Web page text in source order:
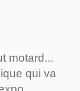
motard...
qui va